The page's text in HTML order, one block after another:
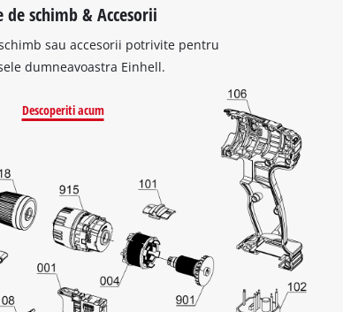
de schimb & Accesorii
sau accesorii potrivite pentru
dumneavoastra Einhell.
Descoperiti acum